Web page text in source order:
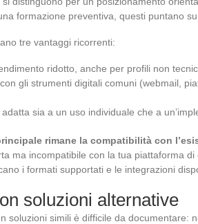
formazione preventiva, questi puntano su
tre vantaggi ricorrenti:
ridotto, anche per profili non
gli strumenti digitali comuni (webmail,
sia a un uso individuale che a
rimane la compatibilità con
ma incompatibile con la tua piattaforma
i formati supportati e le integrazioni
soluzioni alternative
soluzioni simili è difficile da documentare: